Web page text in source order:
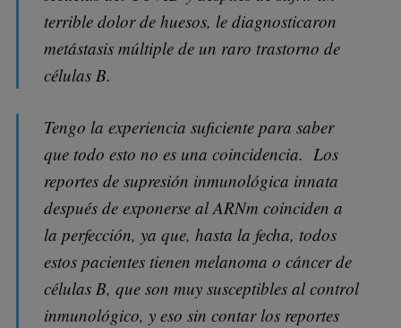
terrible dolor de huesos, le diagnosticaron
metástasis múltiple de un raro trastorno de
células B.
Tengo la experiencia suficiente para saber
que todo esto no es una coincidencia. Los
reportes de supresión inmunológica innata
después de exponerse al ARNm coinciden a
la perfección, ya que, hasta la fecha, todos
estos pacientes tienen melanoma o cáncer de
células B, que son muy susceptibles al control
inmunológico, y eso sin contar los reportes